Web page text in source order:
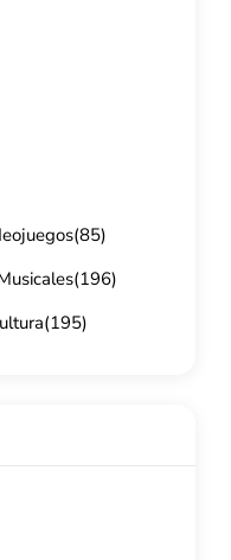
(85)
(196)
(195)